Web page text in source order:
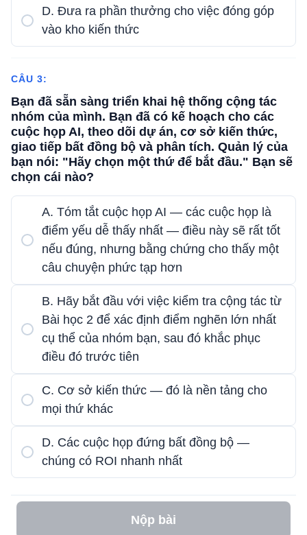
D. Đưa ra phần thưởng cho việc đóng góp
vào kho kiến ​​thức
CÂU 3:
Bạn đã sẵn sàng triển khai hệ thống cộng tác
nhóm của mình. Bạn đã có kế hoạch cho các
cuộc họp AI, theo dõi dự án, cơ sở kiến ​​thức,
giao tiếp bất đồng bộ và phân tích. Quản lý của
bạn nói: "Hãy chọn một thứ để bắt đầu." Bạn sẽ
chọn cái nào?
A. Tóm tắt cuộc họp AI — các cuộc họp là
điểm yếu dễ thấy nhất — điều này sẽ rất tốt
nếu đúng, nhưng bằng chứng cho thấy một
câu chuyện phức tạp hơn
B. Hãy bắt đầu với việc kiểm tra cộng tác từ
Bài học 2 để xác định điểm nghẽn lớn nhất
cụ thể của nhóm bạn, sau đó khắc phục
điều đó trước tiên
C. Cơ sở kiến ​​thức — đó là nền tảng cho
mọi thứ khác
D. Các cuộc họp đứng bất đồng bộ —
chúng có ROI nhanh nhất
Nộp bài